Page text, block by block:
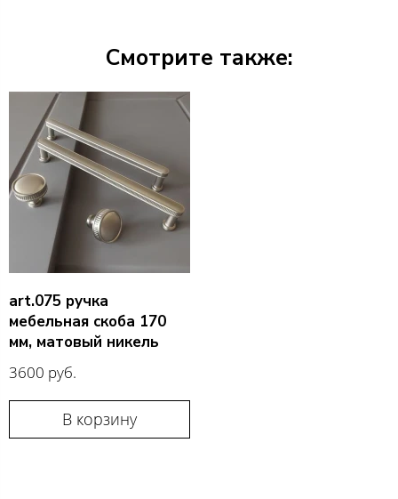
Смотрите также:
art.075 ручка
мебельная скоба 170
мм, матовый никель
3600 руб.
В корзину